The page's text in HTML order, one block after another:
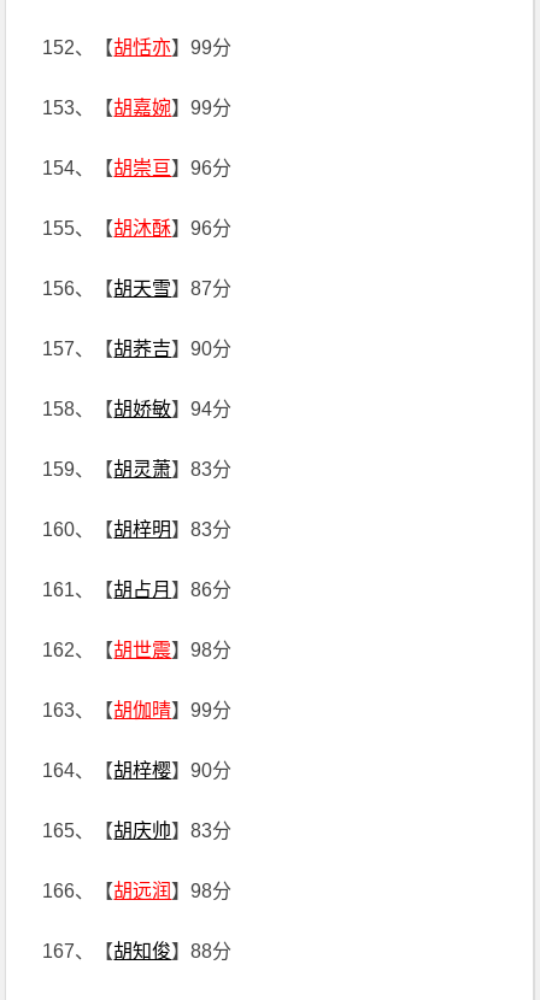
152、【胡恬亦】99分
153、【胡嘉婉】99分
154、【胡崇亘】96分
155、【胡沐酥】96分
156、【胡天雪】87分
157、【胡荞吉】90分
158、【胡娇敏】94分
159、【胡灵萧】83分
160、【胡梓明】83分
161、【胡占月 】86分
162、【胡世震】98分
163、【胡伽晴】99分
164、【胡梓樱】90分
165、【胡庆帅】83分
166、【胡远润 】98分
167、【胡知俊】88分